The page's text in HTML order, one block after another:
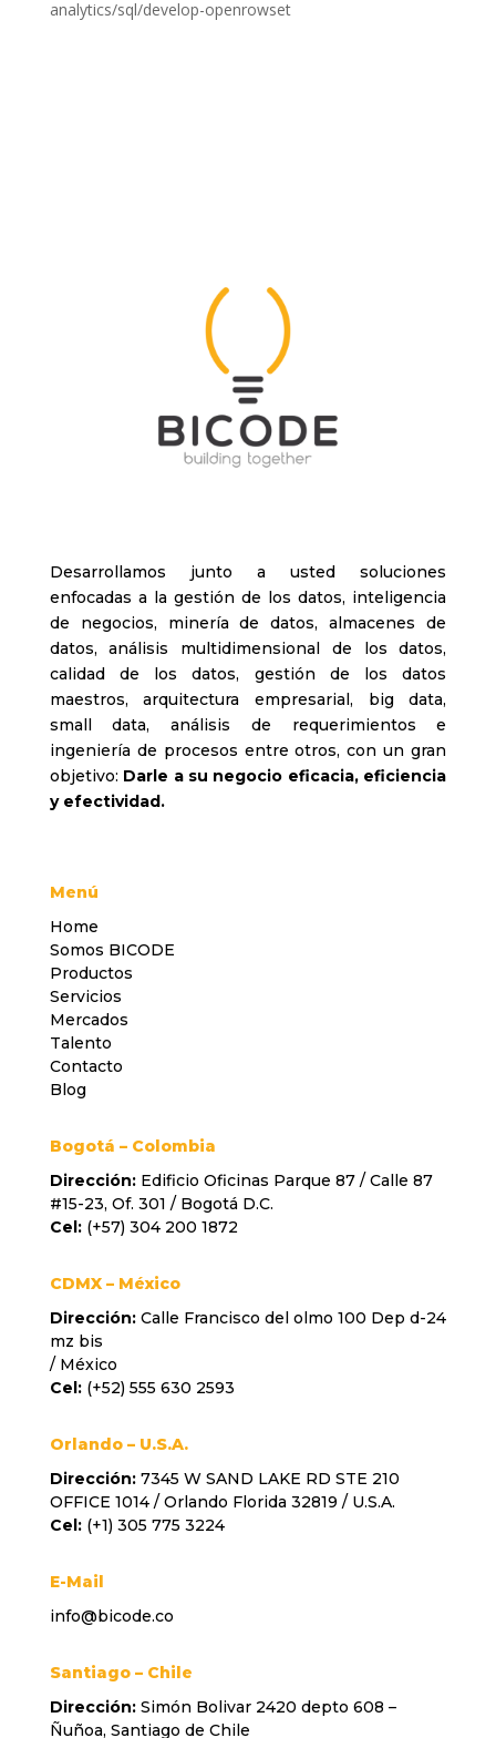
analytics/sql/develop-openrowset
Desarrollamos junto a usted soluciones
enfocadas a la gestión de los datos, inteligencia
de negocios, minería de datos, almacenes de
datos, análisis multidimensional de los datos,
calidad de los datos, gestión de los datos
maestros, arquitectura empresarial, big data,
small data, análisis de requerimientos e
ingeniería de procesos entre otros, con un gran
objetivo: Darle a su negocio eficacia, eficiencia
y efectividad.
Menú
Home
Somos BICODE
Productos
Servicios
Mercados
Talento
Contacto
Blog
Bogotá – Colombia
Dirección:Edificio Oficinas Parque 87 / Calle 87
#15-23, Of. 301 / Bogotá D.C.
Cel:(+57) 304 200 1872
CDMX – México
Dirección:Calle Francisco del olmo 100 Dep d-24
mz bis
/ México
Cel:(+52) 555 630 2593
Orlando – U.S.A.
Dirección:7345 W SAND LAKE RD STE 210
OFFICE 1014 / Orlando Florida 32819 / U.S.A.
Cel:(+1) 305 775 3224
E-Mail
info@bicode.co
Santiago– Chile
Dirección:Simón Bolivar 2420 depto 608 –
Ñuñoa, Santiago de Chile